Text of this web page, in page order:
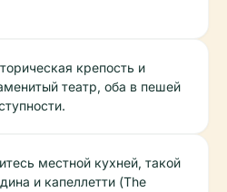
крепость и
театр, оба в пешей
местной кухней, такой
и капеллетти (The